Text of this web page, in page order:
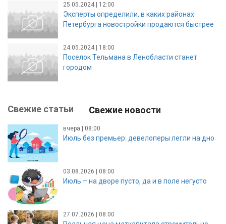
25.05.2024 | 12:00
Эксперты определили, в каких районах
Петербурга новостройки продаются быстрее
24.05.2024 | 18:00
Поселок Тельмана в Ленобласти станет
городом
Свежие статьи Свежие новости
вчера | 08:00
Июль без премьер: девелоперы легли на дно
03.08.2026 | 08:00
Июль – на дворе пусто, да и в поле негусто
27.07.2026 | 08:00